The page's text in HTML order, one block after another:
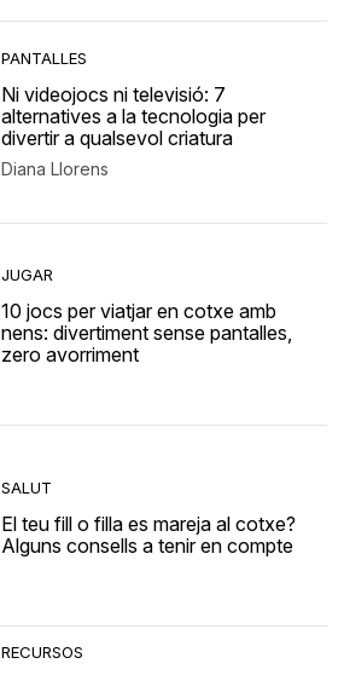
PANTALLES
Ni videojocs ni televisió: 7
alternatives a la tecnologia per
divertir a qualsevol criatura
Diana Llorens
JUGAR
10 jocs per viatjar en cotxe amb
nens: divertiment sense pantalles,
zero avorriment
SALUT
El teu fill o filla es mareja al cotxe?
Alguns consells a tenir en compte
RECURSOS